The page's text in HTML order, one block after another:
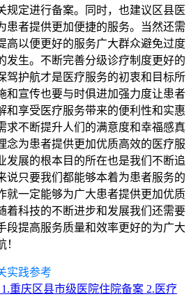
规定进行备案。同时，也建议区县医
患者提供更加便捷的服务。当然还需
高以便更好的服务广大群众避免过度
发生。不断完善分级诊疗制度更好的
驾护航才是医疗服务的初衷和目标所
和宣传也要与时俱进加强力度让患者
和享受医疗服务带来的便利性和实惠
求不断提升人们的满意度和幸福感真
念为患者提供更加优质高效的医疗服
发展的根本目的所在也是我们不断追
说只要我们都能够本着为患者服务的
就一定能够为广大患者提供更加优质
着科技的不断进步和发展我们还需要
段提高服务质量和效率更好的为广大
实践参考
重庆区县市级医院住院备案 2.医疗